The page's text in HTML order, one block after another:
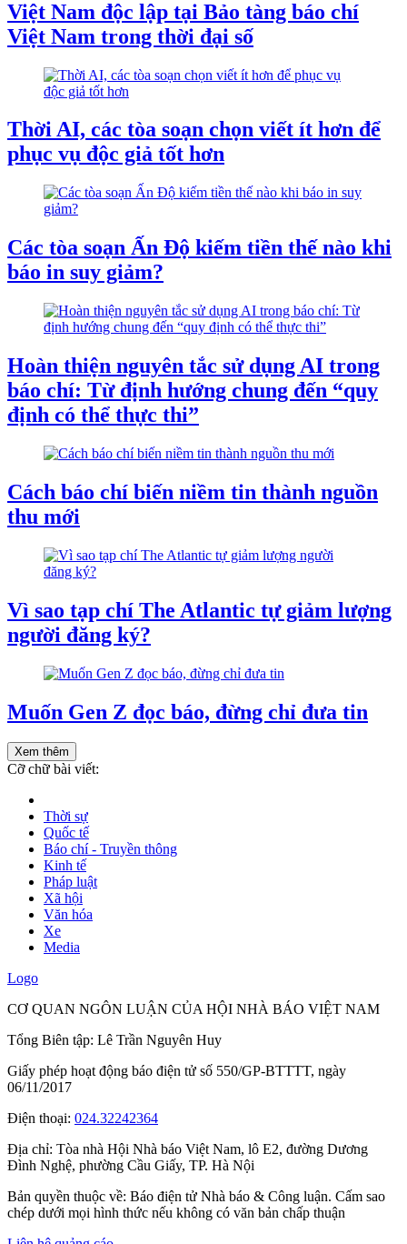
Việt Nam độc lập tại Bảo tàng báo chí
Việt Nam trong thời đại số
Thời AI, các tòa soạn chọn viết ít hơn để
phục vụ độc giả tốt hơn
Các tòa soạn Ấn Độ kiếm tiền thế nào khi
báo in suy giảm?
Hoàn thiện nguyên tắc sử dụng AI trong
báo chí: Từ định hướng chung đến “quy
định có thể thực thi”
Cách báo chí biến niềm tin thành nguồn
thu mới
Vì sao tạp chí The Atlantic tự giảm lượng
người đăng ký?
Muốn Gen Z đọc báo, đừng chỉ đưa tin
Xem thêm
Cỡ chữ bài viết:
Thời sự
Quốc tế
Báo chí - Truyền thông
Kinh tế
Pháp luật
Xã hội
Văn hóa
Xe
Media
Logo
CƠ QUAN NGÔN LUẬN CỦA HỘI NHÀ BÁO VIỆT NAM
Tổng Biên tập: Lê Trần Nguyên Huy
Giấy phép hoạt động báo điện tử số 550/GP-BTTTT, ngày
06/11/2017
Điện thoại: 024.32242364
Địa chỉ: Tòa nhà Hội Nhà báo Việt Nam, lô E2, đường Dương
Đình Nghệ, phường Cầu Giấy, TP. Hà Nội
Bản quyền thuộc về: Báo điện tử Nhà báo & Công luận. Cấm sao
chép dưới mọi hình thức nếu không có văn bản chấp thuận